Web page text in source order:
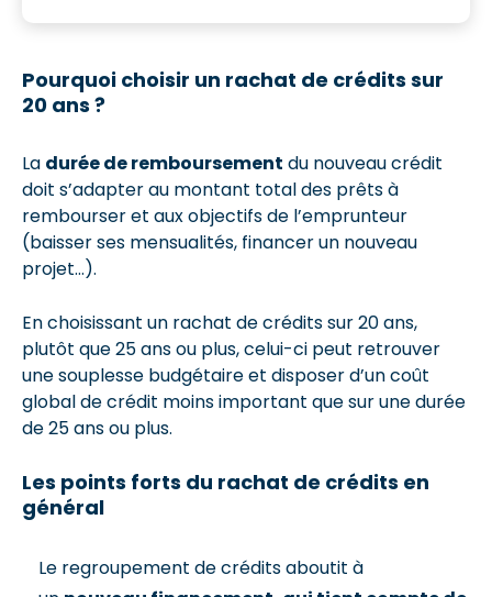
Pourquoi choisir un rachat de crédits sur
20 ans ?
La durée de remboursement du nouveau crédit
doit s’adapter au montant total des prêts à
rembourser et aux objectifs de l’emprunteur
(baisser ses mensualités, financer un nouveau
projet…).
En choisissant un rachat de crédits sur 20 ans,
plutôt que 25 ans ou plus, celui-ci peut retrouver
une souplesse budgétaire et disposer d’un coût
global de crédit moins important que sur une durée
de 25 ans ou plus.
Les points forts du rachat de crédits en
général
Le regroupement de crédits aboutit à